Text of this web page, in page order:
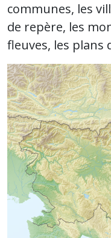
communes, les
de repère, les
fleuves, les plans